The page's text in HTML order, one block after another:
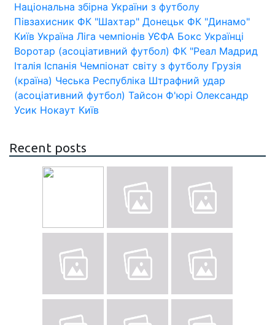
Національна збірна України з футболу
Півзахисник ФК "Шахтар" Донецьк ФК "Динамо"
Київ Україна Ліга чемпіонів УЄФА Бокс Українці
Воротар (асоціативний футбол) ФК "Реал Мадрид
Італія Іспанія Чемпіонат світу з футболу Грузія
(країна) Чеська Республіка Штрафний удар
(асоціативний футбол) Тайсон Ф'юрі Олександр
Усик Нокаут Київ
Recent posts